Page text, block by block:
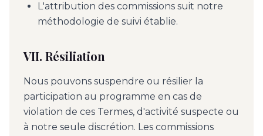
L'attribution des commissions suit notre
méthodologie de suivi établie.
VII. Résiliation
Nous pouvons suspendre ou résilier la
participation au programme en cas de
violation de ces Termes, d'activité suspecte ou
à notre seule discrétion. Les commissions